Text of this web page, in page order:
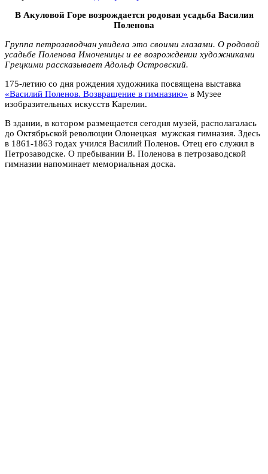
В Акуловой Горе возрождается родовая усадьба Василия
Поленова
Группа петрозаводчан увидела это своими глазами. О родовой
усадьбе Поленова Имоченицы и ее возрождении художниками
Грецкими рассказывает Адольф Островский.
175-летию со дня рождения художника посвящена выставка
«Василий Поленов. Возвращение в гимназию» в Музее
изобразительных искусств Карелии.
В здании, в котором размещается сегодня музей, располагалась
до Октябрьской революции Олонецкая мужская гимназия. Здесь
в 1861-1863 годах учился Василий Поленов. Отец его служил в
Петрозаводске. О пребывании В. Поленова в петрозаводской
гимназии напоминает мемориальная доска.